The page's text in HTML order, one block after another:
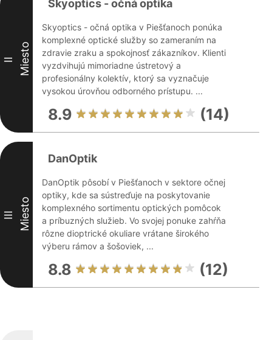
II Miesto
Skyoptics - očná optika
Skyoptics - očná optika v Piešťanoch ponúka
komplexné optické služby so zameraním na
zdravie zraku a spokojnosť zákazníkov. Klienti
vyzdvihujú mimoriadne ústretový a
profesionálny kolektív, ktorý sa vyznačuje
vysokou úrovňou odborného prístupu. ...
8.9 (14)
III Miesto
DanOptik
DanOptik pôsobí v Piešťanoch v sektore očnej
optiky, kde sa sústreďuje na poskytovanie
komplexného sortimentu optických pomôcok
a príbuzných služieb. Vo svojej ponuke zahŕňa
rôzne dioptrické okuliare vrátane širokého
výberu rámov a šošoviek, ...
8.8 (12)